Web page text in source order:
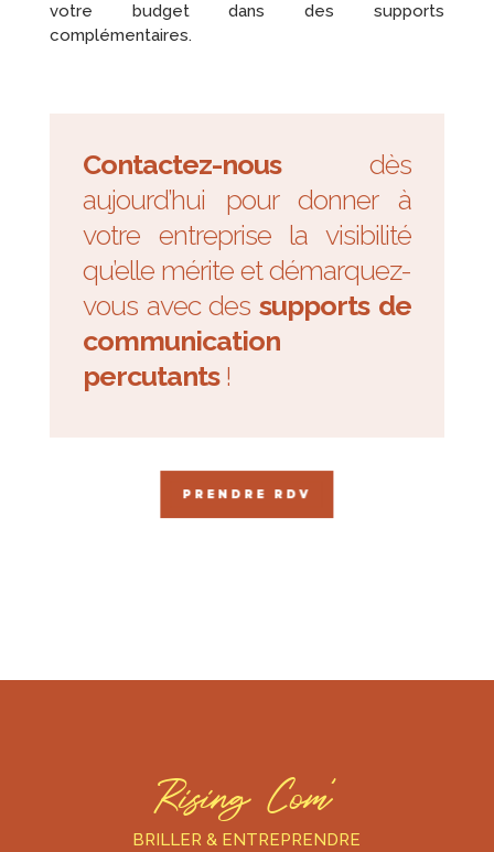
votre budget dans des supports
complémentaires.
Contactez-nousdès
aujourd’hui pour donner à
votre entreprise la visibilité
qu’elle mérite et démarquez-
vous avec dessupports de
communication
percutants!
PRENDRE RDV
Rising Com’
BRILLER & ENTREPRENDRE